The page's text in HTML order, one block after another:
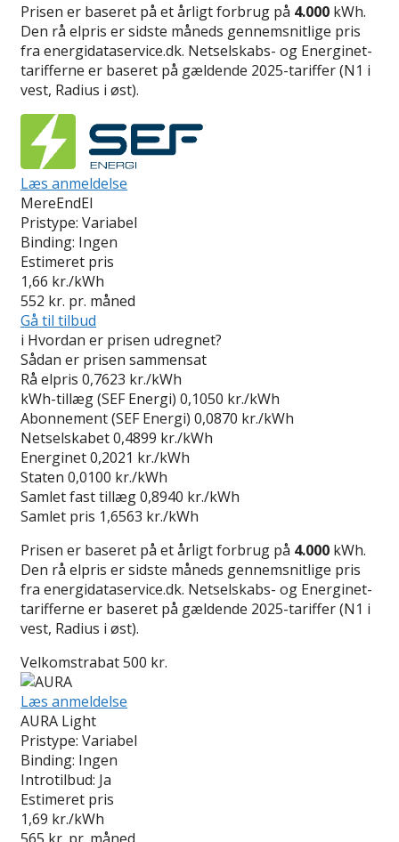
Prisen er baseret på et årligt forbrug på 4.000 kWh.
Den rå elpris er sidste måneds gennemsnitlige pris
fra energidataservice.dk. Netselskabs- og Energinet-
tarifferne er baseret på gældende 2025-tariffer (N1 i
vest, Radius i øst).
Læs anmeldelse
MereEndEl
Pristype: Variabel
Binding: Ingen
Estimeret pris
1,66 kr./kWh
552 kr. pr. måned
Gå til tilbud
i Hvordan er prisen udregnet?
Sådan er prisen sammensat
Rå elpris 0,7623 kr./kWh
kWh-tillæg (SEF Energi) 0,1050 kr./kWh
Abonnement (SEF Energi) 0,0870 kr./kWh
Netselskabet0,4899 kr./kWh
Energinet0,2021 kr./kWh
Staten 0,0100 kr./kWh
Samlet fast tillæg0,8940 kr./kWh
Samlet pris 1,6563 kr./kWh
Prisen er baseret på et årligt forbrug på 4.000 kWh.
Den rå elpris er sidste måneds gennemsnitlige pris
fra energidataservice.dk. Netselskabs- og Energinet-
tarifferne er baseret på gældende 2025-tariffer (N1 i
vest, Radius i øst).
Velkomstrabat 500 kr.
Læs anmeldelse
AURA Light
Pristype: Variabel
Binding: Ingen
Introtilbud: Ja
Estimeret pris
1,69 kr./kWh